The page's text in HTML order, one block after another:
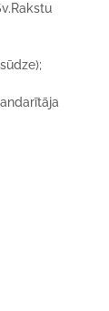
);